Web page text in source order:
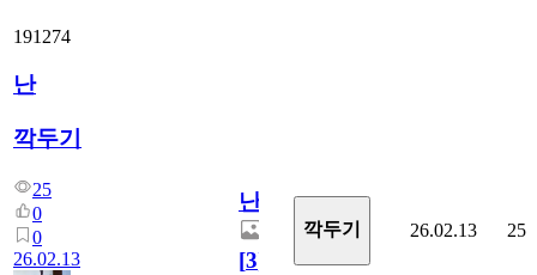
191274
난
깍두기
25
0
0
26.02.13
난
[3]
깍두기 26.02.13 25